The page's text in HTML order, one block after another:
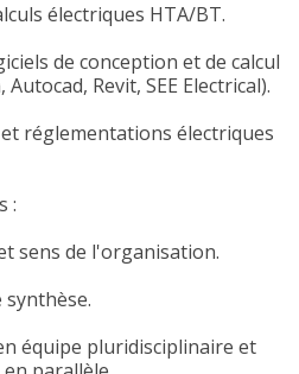
électriques HTA/BT.
de conception et de calcul
Autocad, Revit, SEE Electrical).
réglementations électriques
:
sens de l'organisation.
synthèse.
équipe pluridisciplinaire et